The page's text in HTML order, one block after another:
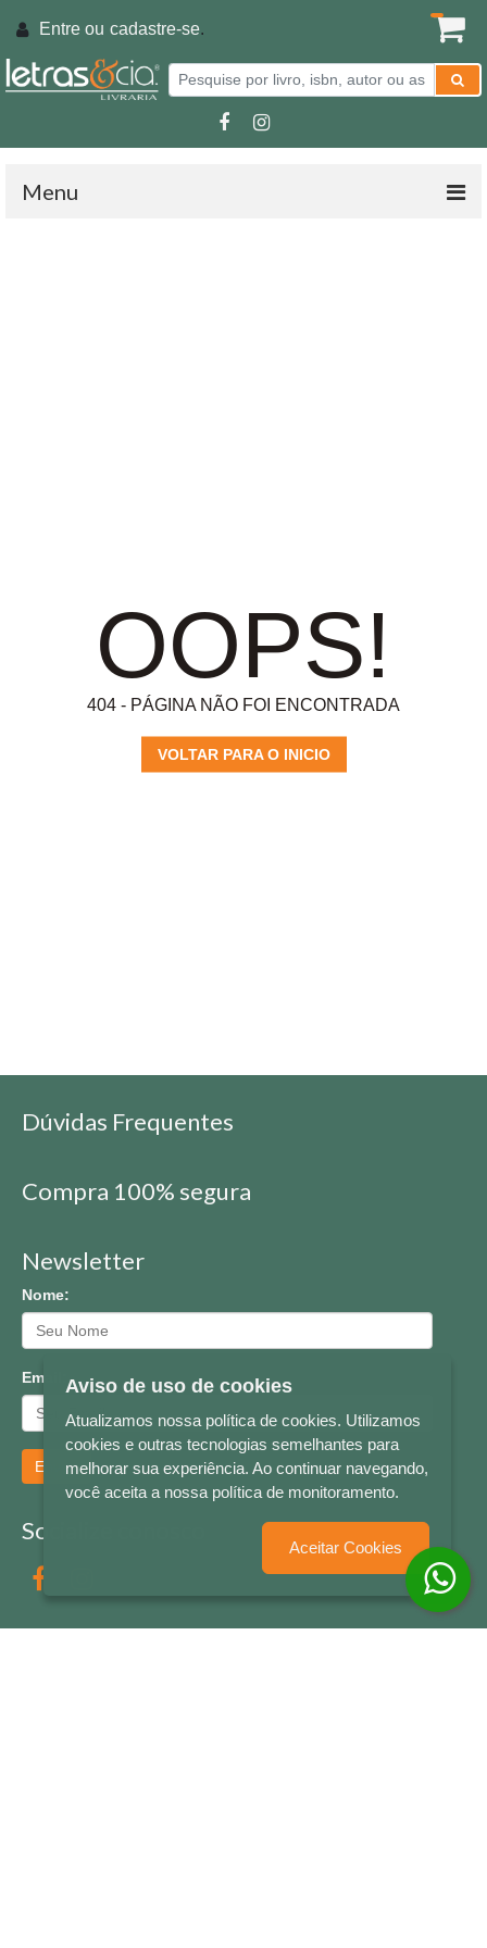
Entre ou cadastre-se.
Menu
OOPS!
404 - PÁGINA NÃO FOI ENCONTRADA
VOLTAR PARA O INICIO
Dúvidas Frequentes
Compra 100% segura
Newsletter
Nome:
Email:
Enviar
Socialize conosco
Aviso de uso de cookies
Atualizamos nossa política de cookies. Utilizamos
cookies e outras tecnologias semelhantes para
melhorar sua experiência. Ao continuar navegando,
você aceita a nossa política de monitoramento.
Aceitar Cookies